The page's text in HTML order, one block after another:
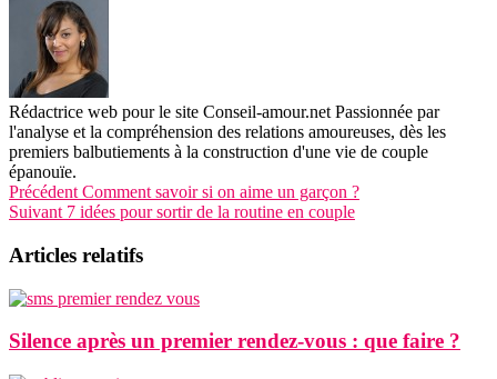
Rédactrice web pour le site Conseil-amour.net Passionnée par
l'analyse et la compréhension des relations amoureuses, dès les
premiers balbutiements à la construction d'une vie de couple
épanouïe.
Précédent Comment savoir si on aime un garçon ?
Suivant 7 idées pour sortir de la routine en couple
Articles relatifs
Silence après un premier rendez-vous : que faire ?